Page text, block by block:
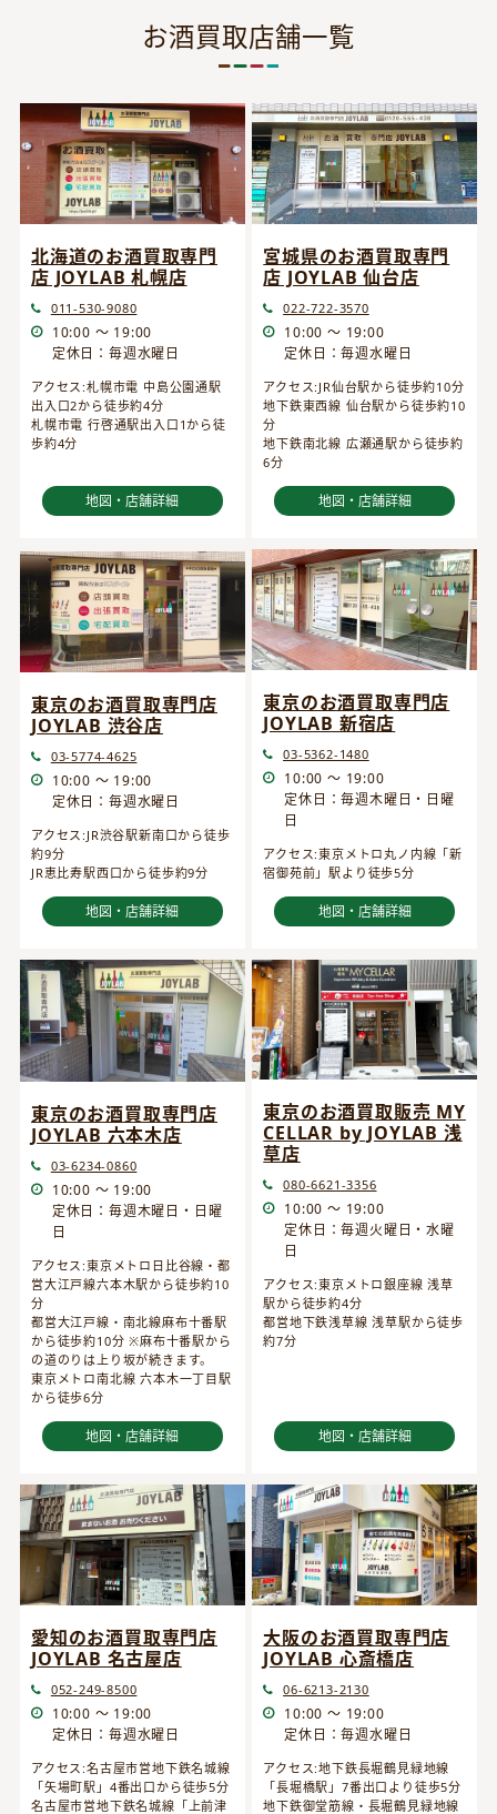
お酒買取店舗一覧
北海道のお酒買取専門
店 JOYLAB 札幌店
011-530-9080
10:00 ～ 19:00
定休日：毎週水曜日
アクセス:札幌市電 中島公園通駅
出入口2から徒歩約4分
札幌市電 行啓通駅出入口1から徒
歩約4分
地図・店舗詳細
宮城県のお酒買取専門
店 JOYLAB 仙台店
022-722-3570
10:00 ～ 19:00
定休日：毎週水曜日
アクセス:JR仙台駅から徒歩約10分
地下鉄東西線 仙台駅から徒歩約10
分
地下鉄南北線 広瀬通駅から徒歩約
6分
地図・店舗詳細
東京のお酒買取専門店
JOYLAB 渋谷店
03-5774-4625
10:00 ～ 19:00
定休日：毎週水曜日
アクセス:JR渋谷駅新南口から徒歩
約9分
JR恵比寿駅西口から徒歩約9分
地図・店舗詳細
東京のお酒買取専門店
JOYLAB 新宿店
03-5362-1480
10:00 ～ 19:00
定休日：毎週木曜日・日曜
日
アクセス:東京メトロ丸ノ内線「新
宿御苑前」駅より徒歩5分
地図・店舗詳細
東京のお酒買取専門店
JOYLAB 六本木店
03-6234-0860
10:00 ～ 19:00
定休日：毎週木曜日・日曜
日
アクセス:東京メトロ日比谷線・都
営大江戸線六本木駅から徒歩約10
分
都営大江戸線・南北線麻布十番駅
から徒歩約10分 ※麻布十番駅から
の道のりは上り坂が続きます。
東京メトロ南北線 六本木一丁目駅
から徒歩6分
地図・店舗詳細
東京のお酒買取販売 MY
CELLAR by JOYLAB 浅
草店
080-6621-3356
10:00 ～ 19:00
定休日：毎週火曜日・水曜
日
アクセス:東京メトロ銀座線 浅草
駅から徒歩約4分
都営地下鉄浅草線 浅草駅から徒歩
約7分
地図・店舗詳細
愛知のお酒買取専門店
JOYLAB 名古屋店
052-249-8500
10:00 ～ 19:00
定休日：毎週水曜日
アクセス:名古屋市営地下鉄名城線
「矢場町駅」4番出口から徒歩5分
名古屋市営地下鉄名城線「上前津
大阪のお酒買取専門店
JOYLAB 心斎橋店
06-6213-2130
10:00 ～ 19:00
定休日：毎週水曜日
アクセス:地下鉄長堀鶴見緑地線
「長堀橋駅」7番出口より徒歩5分
地下鉄御堂筋線・長堀鶴見緑地線